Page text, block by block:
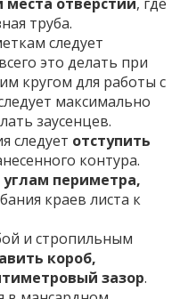
труба.
следует
это делать при
кругом для работы с
максимально
заусенцев.
следует отступить
контура.
периметра,
краев листа к
и стропильным
короб,
зазор.